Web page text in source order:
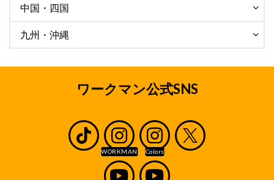
中国・四国
九州・沖縄
ワークマン公式SNS